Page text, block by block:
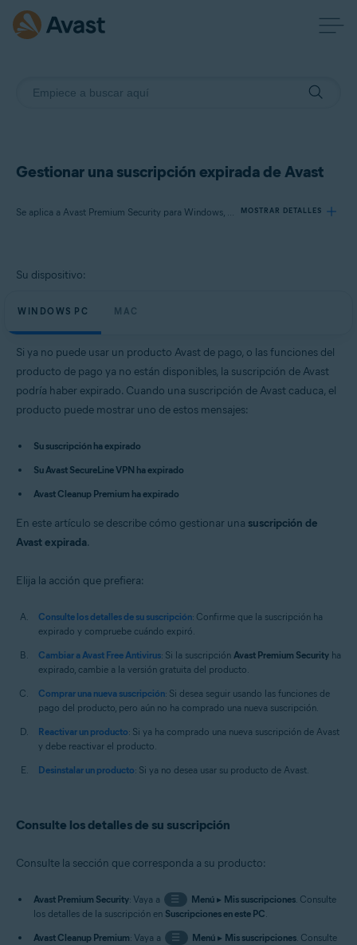
Gestionar una suscripción expirada de Avast
Se aplica a Avast Premium Security para Windows, Avast SecureLine VPN para Windows, Avast Cleanup Premium para Windows, Avast AntiTrack para Windows, Avast Premium Security para Mac, Avast SecureLine VPN para Mac, Avast Cleanup Premium para Mac, Avast AntiTrack para Mac MOSTRAR DETALLES
Productos:
Avast SecureLine VPN 5.x para Windows
Avast AntiTrack 5.x para Windows
Avast Premium Security 14.x para Mac
Avast SecureLine VPN 4.x para Mac
Avast Cleanup Premium 4.x para Mac
Avast AntiTrack 3.x para Mac
Sistemas operativos:
Microsoft Windows 11 Home / Pro / Enterprise / Education
Microsoft Windows 8.1/Pro/Enterprise - 32 o 64 bits
Microsoft Windows 7 Home Basic/Home
Premium/Professional/Enterprise/Ultimate - Service Pack 1, 32 o 64 bits
Apple macOS 11.x (Big Sur)
Apple macOS 10.13.x (High Sierra)
Apple macOS 10.12.x (Sierra)
Apple Mac OS X 10.11.x (El Capitan)
Apple Mac OS X 10.10.x (Yosemite)
Su dispositivo:
WINDOWS PC MAC
Si ya no puede usar un producto Avast de pago, o las funciones del
producto de pago ya no están disponibles, la suscripción de Avast
podría haber expirado. Cuando una suscripción de Avast caduca, el
producto puede mostrar uno de estos mensajes:
Su suscripción ha expirado
Su Avast SecureLine VPN ha expirado
Avast Cleanup Premium ha expirado
En este artículo se describe cómo gestionar una suscripción de
Avast expirada.
Elija la acción que prefiera:
Consulte los detalles de su suscripción: Confirme que la suscripción ha
expirado y compruebe cuándo expiró.
Cambiar a Avast Free Antivirus: Si la suscripción Avast Premium Security ha
expirado, cambie a la versión gratuita del producto.
Comprar una nueva suscripción: Si desea seguir usando las funciones de
pago del producto, pero aún no ha comprado una nueva suscripción.
Reactivar un producto: Si ya ha comprado una nueva suscripción de Avast
y debe reactivar el producto.
Desinstalar un producto: Si ya no desea usar su producto de Avast.
Consulte los detalles de su suscripción
Consulte la sección que corresponda a su producto:
Avast Premium Security: Vaya a ☰ Menú▸ Mis suscripciones. Consulte
los detalles de la suscripción en Suscripciones en este PC.
Avast Cleanup Premium: Vaya a ☰ Menú▸ Mis suscripciones. Consulte